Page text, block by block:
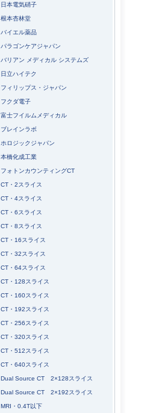
日本電気硝子
根本杏林堂
バイエル薬品
パラゴンケアジャパン
バリアン メディカル システムズ
日立ハイテク
フィリップス・ジャパン
フクダ電子
富士フイルムメディカル
ブレインラボ
ホロジックジャパン
本橋化成工業
フォトンカウンティングCT
CT・2スライス
CT・4スライス
CT・6スライス
CT・8スライス
CT・16スライス
CT・32スライス
CT・64スライス
CT・128スライス
CT・160スライス
CT・192スライス
CT・256スライス
CT・320スライス
CT・512スライス
CT・640スライス
Dual Source CT 2×128スライス
Dual Source CT 2×192スライス
MRI・0.4T以下